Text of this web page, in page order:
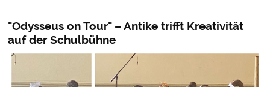
"Odysseus on Tour" – Antike trifft Kreativität
auf der Schulbühne